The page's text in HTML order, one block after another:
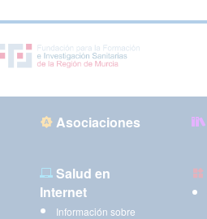
Asociaciones
Salud en
Internet
Información sobre